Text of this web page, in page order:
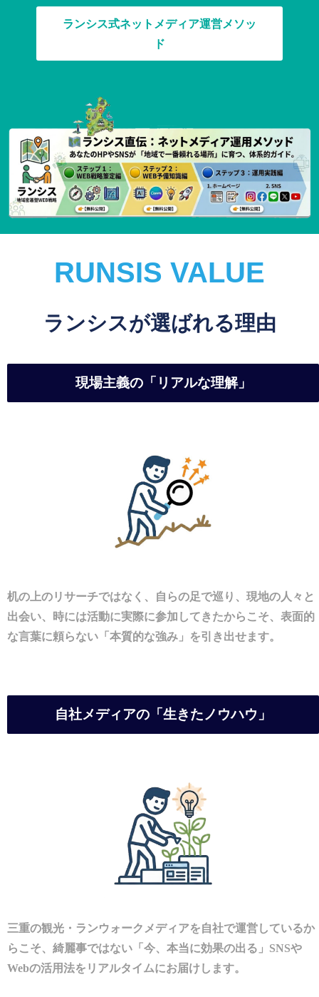
ランシス式ネットメディア運営メソッ
ド
RUNSIS VALUE
ランシスが選ばれる理由
現場主義の「リアルな理解」
机の上のリサーチではなく、自らの足で巡り、現地の人々と
出会い、時には活動に実際に参加してきたからこそ、表面的
な言葉に頼らない「本質的な強み」を引き出せます。
自社メディアの「生きたノウハウ」
三重の観光・ランウォークメディアを自社で運営しているか
らこそ、綺麗事ではない「今、本当に効果の出る」SNSや
Webの活用法をリアルタイムにお届けします。